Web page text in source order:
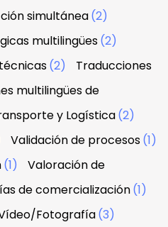
simultánea(2)
multilingües(2)
(2)
Traducciones
multilingües de
y Logística(2)
Validación de procesos(1)
(1)
Valoración de
de comercialización(1)
Fotografía(3)